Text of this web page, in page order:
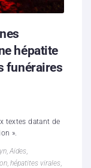
hépatite
funéraires
textes datant de
».
, Aides,
, hépatites virales,